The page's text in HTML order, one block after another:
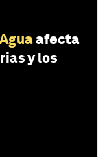
Aguaafecta
y los